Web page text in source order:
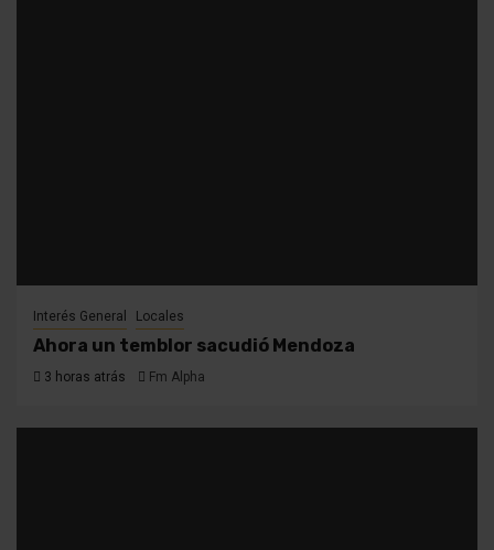
Interés General Locales
Ahora un temblor sacudió Mendoza
3 horas atrás Fm Alpha